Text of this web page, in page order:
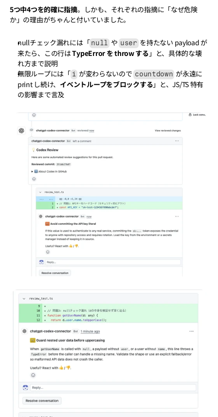
5つ中4つを的確に指摘。しかも、それぞれの指摘に「なぜ危険
か」の理由がちゃんと付いていました。
nullチェック漏れには「 null や user を持たない payload が
来たら、この行は TypeError を throw する 」と、具体的な壊
れ方まで説明
無限ループには「 i が変わらないので countdown が永遠に
print し続け、 イベントループをブロックする」と、JS/TS 特有
の影響まで言及